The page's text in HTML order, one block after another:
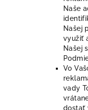
Naše
Našej
využiť
Našej
Vo
vady
dostať